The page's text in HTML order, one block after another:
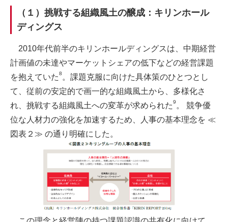
（１）挑戦する組織風土の醸成：キリンホール
ディングス
2010年代前半のキリンホールディングスは、中期経営
計画値の未達やマーケットシェアの低下などの経営課題
を抱えていた8 。課題克服に向けた具体策のひとつとし
て、従前の安定的で画一的な組織風土から、多様化さ
れ、挑戦する組織風土への変革が求められた9 。 競争優
位な人材力の強化を加速するため、人事の基本理念を ≪
図表２≫ の通り明確にした。